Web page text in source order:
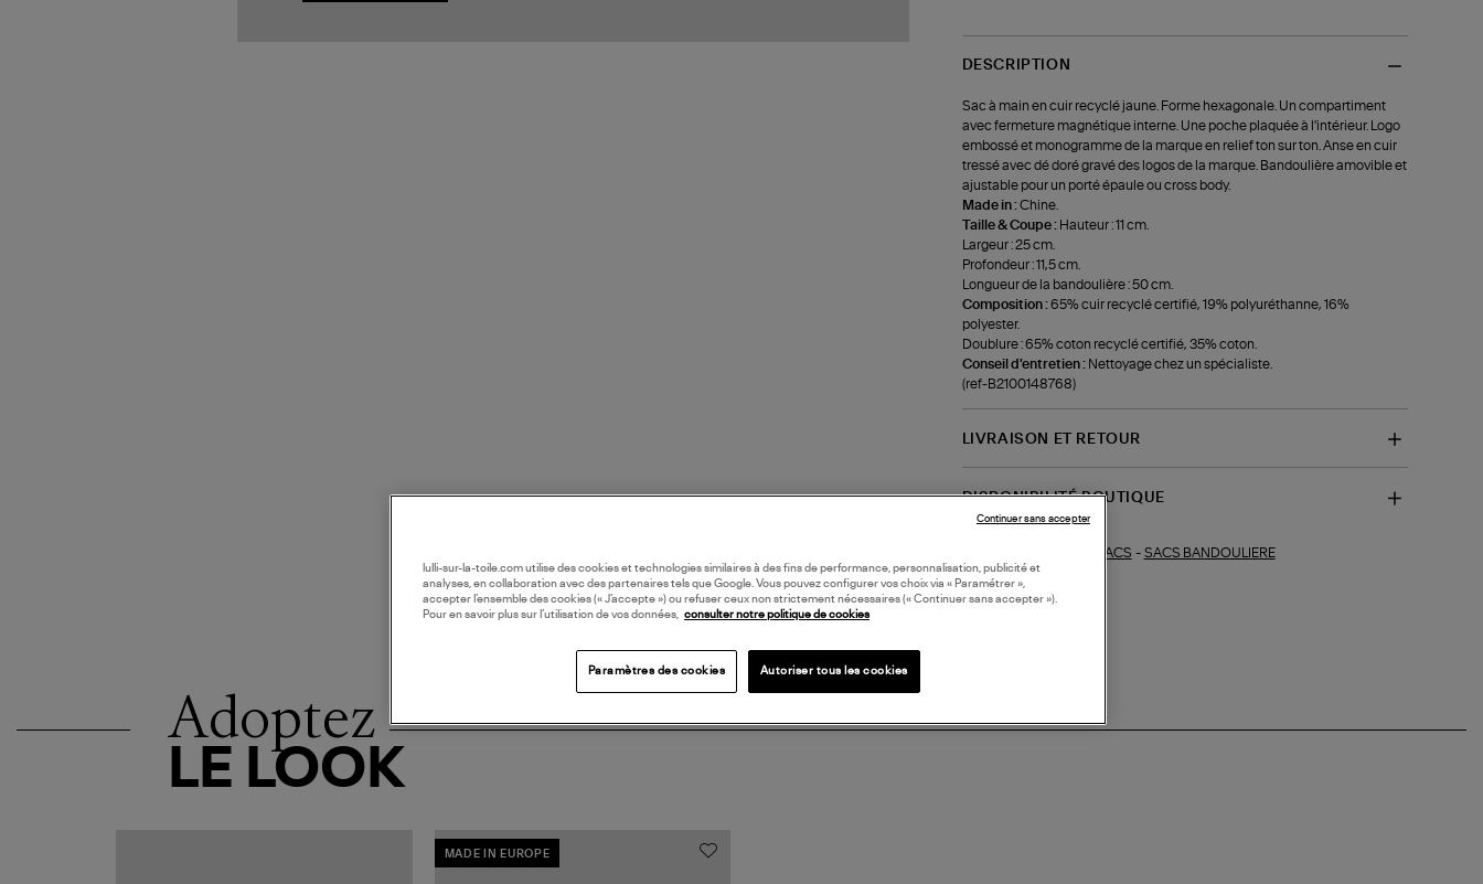
DESCRIPTION
Sac à main en cuir recyclé jaune. Forme hexagonale. Un compartiment
avec fermeture magnétique interne. Une poche plaquée à l'intérieur. Logo
embossé et monogramme de la marque en relief ton sur ton. Anse en cuir
tressé avec dé doré gravé des logos de la marque. Bandoulière amovible et
ajustable pour un porté épaule ou cross body.
Made in :Chine.
Taille & Coupe : Hauteur : 11 cm.
Largeur : 25 cm.
Profondeur : 11,5 cm.
Longueur de la bandoulière : 50 cm.
Composition :65% cuir recyclé certifié, 19% polyuréthanne, 16%
polyester.
Doublure : 65% coton recyclé certifié, 35% coton.
Conseil d'entretien : Nettoyage chez un spécialiste.
(ref-B2100148768)
LIVRAISON ET RETOUR
DISPONIBILITÉ BOUTIQUE
SACS - SACS BANDOULIERE
Adoptez
LE LOOK
MADE IN EUROPE
lulli-sur-la-toile.com utilise des cookies et technologies similaires à des fins de performance, personnalisation, publicité et
analyses, en collaboration avec des partenaires tels que Google. Vous pouvez configurer vos choix via « Paramétrer »,
accepter l’ensemble des cookies (« J’accepte ») ou refuser ceux non strictement nécessaires (« Continuer sans accepter »).
Pour en savoir plus sur l’utilisation de vos données, consulter notre politique de cookies
Paramètres des cookies Autoriser tous les cookies
Continuer sans accepter